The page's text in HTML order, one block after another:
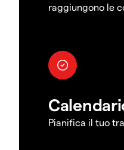
raggiungono le
Pianifica il tuo